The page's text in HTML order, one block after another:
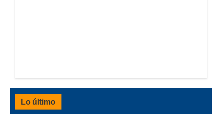
Lo último